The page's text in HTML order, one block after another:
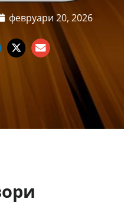
февруари 20, 2026